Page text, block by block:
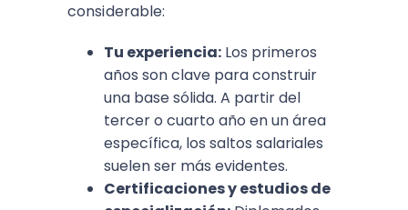
considerable:
Tu experiencia: Los primeros
años son clave para construir
una base sólida. A partir del
tercer o cuarto año en un área
específica, los saltos salariales
suelen ser más evidentes.
Certificaciones y estudios de